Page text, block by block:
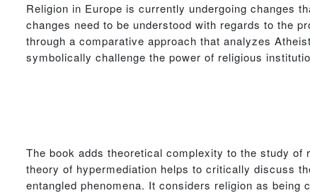
Religion in Europe is currently undergoing changes
changes need to be understood with regards to the
through a comparative approach that analyzes
symbolically challenge the power of religious
The book adds theoretical complexity to the study
theory of hypermediation helps to critically discuss
entangled phenomena. It considers religion as